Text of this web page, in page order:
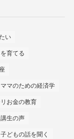
い
育てる
ママのための経済学
お金の教育
生の声
子どもの話を聞く